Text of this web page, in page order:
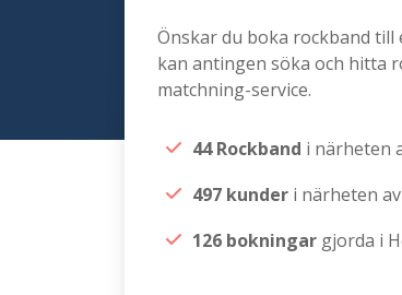
Önskar du boka rockband till
kan antingen söka och hitta
matchning-service.
44 Rockband i närheten
497 kunder i närheten
126 bokningar gjorda i